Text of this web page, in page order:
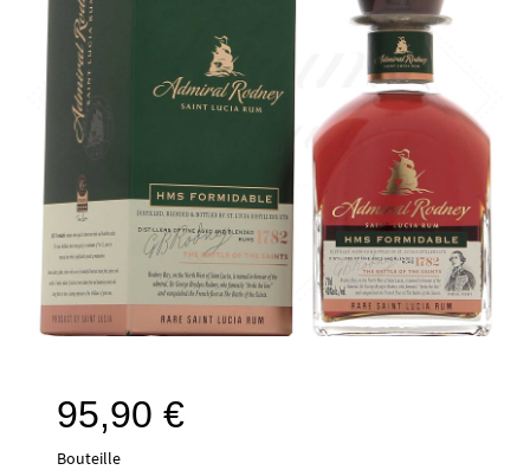
95,90 €
Bouteille